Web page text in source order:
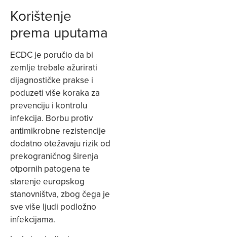
Korištenje
prema uputama
ECDC je poručio da bi
zemlje trebale ažurirati
dijagnostičke prakse i
poduzeti više koraka za
prevenciju i kontrolu
infekcija. Borbu protiv
antimikrobne rezistencije
dodatno otežavaju rizik od
prekograničnog širenja
otpornih patogena te
starenje europskog
stanovništva, zbog čega je
sve više ljudi podložno
infekcijama.